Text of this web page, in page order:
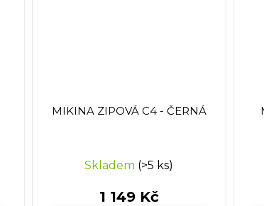
MIKINA ZIPOVÁ C4 - ČERNÁ
Skladem (>5 ks)
1 149 Kč